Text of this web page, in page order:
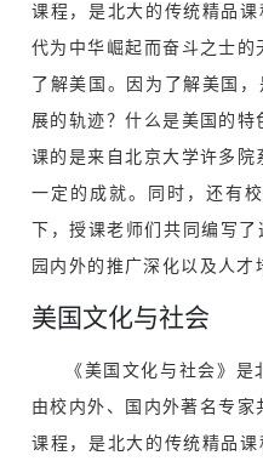
课程，是北大的传统精品
代为中华崛起而奋斗之士的
了解美国。因为了解美国
展的轨迹？什么是美国的
课的是来自北京大学许多
一定的成就。同时，还有
下，授课老师们共同编写
园内外的推广深化以及人才
美国文化与社会
《美国文化与社会》
由校内外、国内外著名专
课程，是北大的传统精品